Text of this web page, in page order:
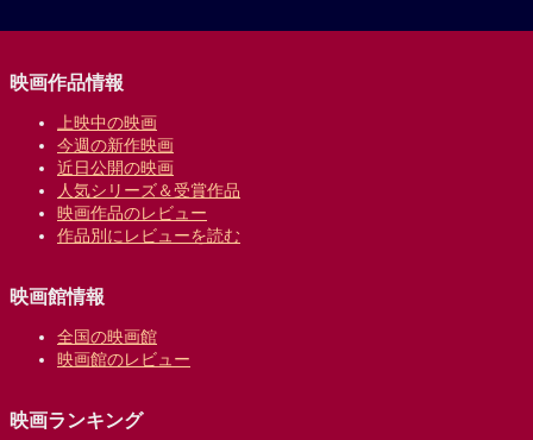
映画作品情報
上映中の映画
今週の新作映画
近日公開の映画
人気シリーズ＆受賞作品
映画作品のレビュー
作品別にレビューを読む
映画館情報
全国の映画館
映画館のレビュー
映画ランキング